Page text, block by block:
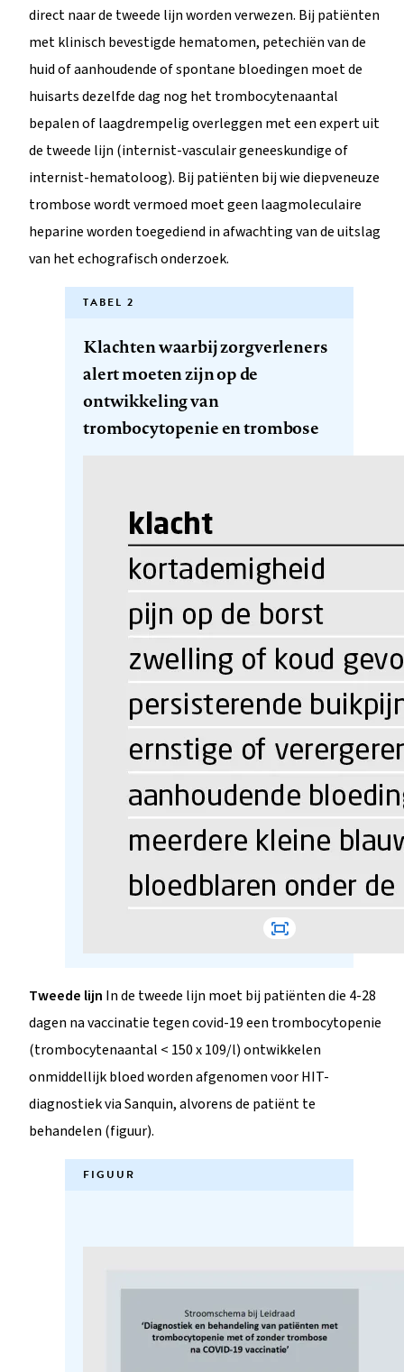
direct naar de tweede lijn worden verwezen. Bij patiënten
met klinisch bevestigde hematomen, petechiën van de
huid of aanhoudende of spontane bloedingen moet de
huisarts dezelfde dag nog het trombocytenaantal
bepalen of laagdrempelig overleggen met een expert uit
de tweede lijn (internist-vasculair geneeskundige of
internist-hematoloog). Bij patiënten bij wie diepveneuze
trombose wordt vermoed moet geen laagmoleculaire
heparine worden toegediend in afwachting van de uitslag
van het echografisch onderzoek.
TABEL 2
Klachten waarbij zorgverleners
alert moeten zijn op de
ontwikkeling van
trombocytopenie en trombose
Tweede lijn In de tweede lijn moet bij patiënten die 4-28
dagen na vaccinatie tegen covid-19 een trombocytopenie
(trombocytenaantal < 150 x 109/l) ontwikkelen
onmiddellijk bloed worden afgenomen voor HIT-
diagnostiek via Sanquin, alvorens de patiënt te
behandelen (figuur).
FIGUUR